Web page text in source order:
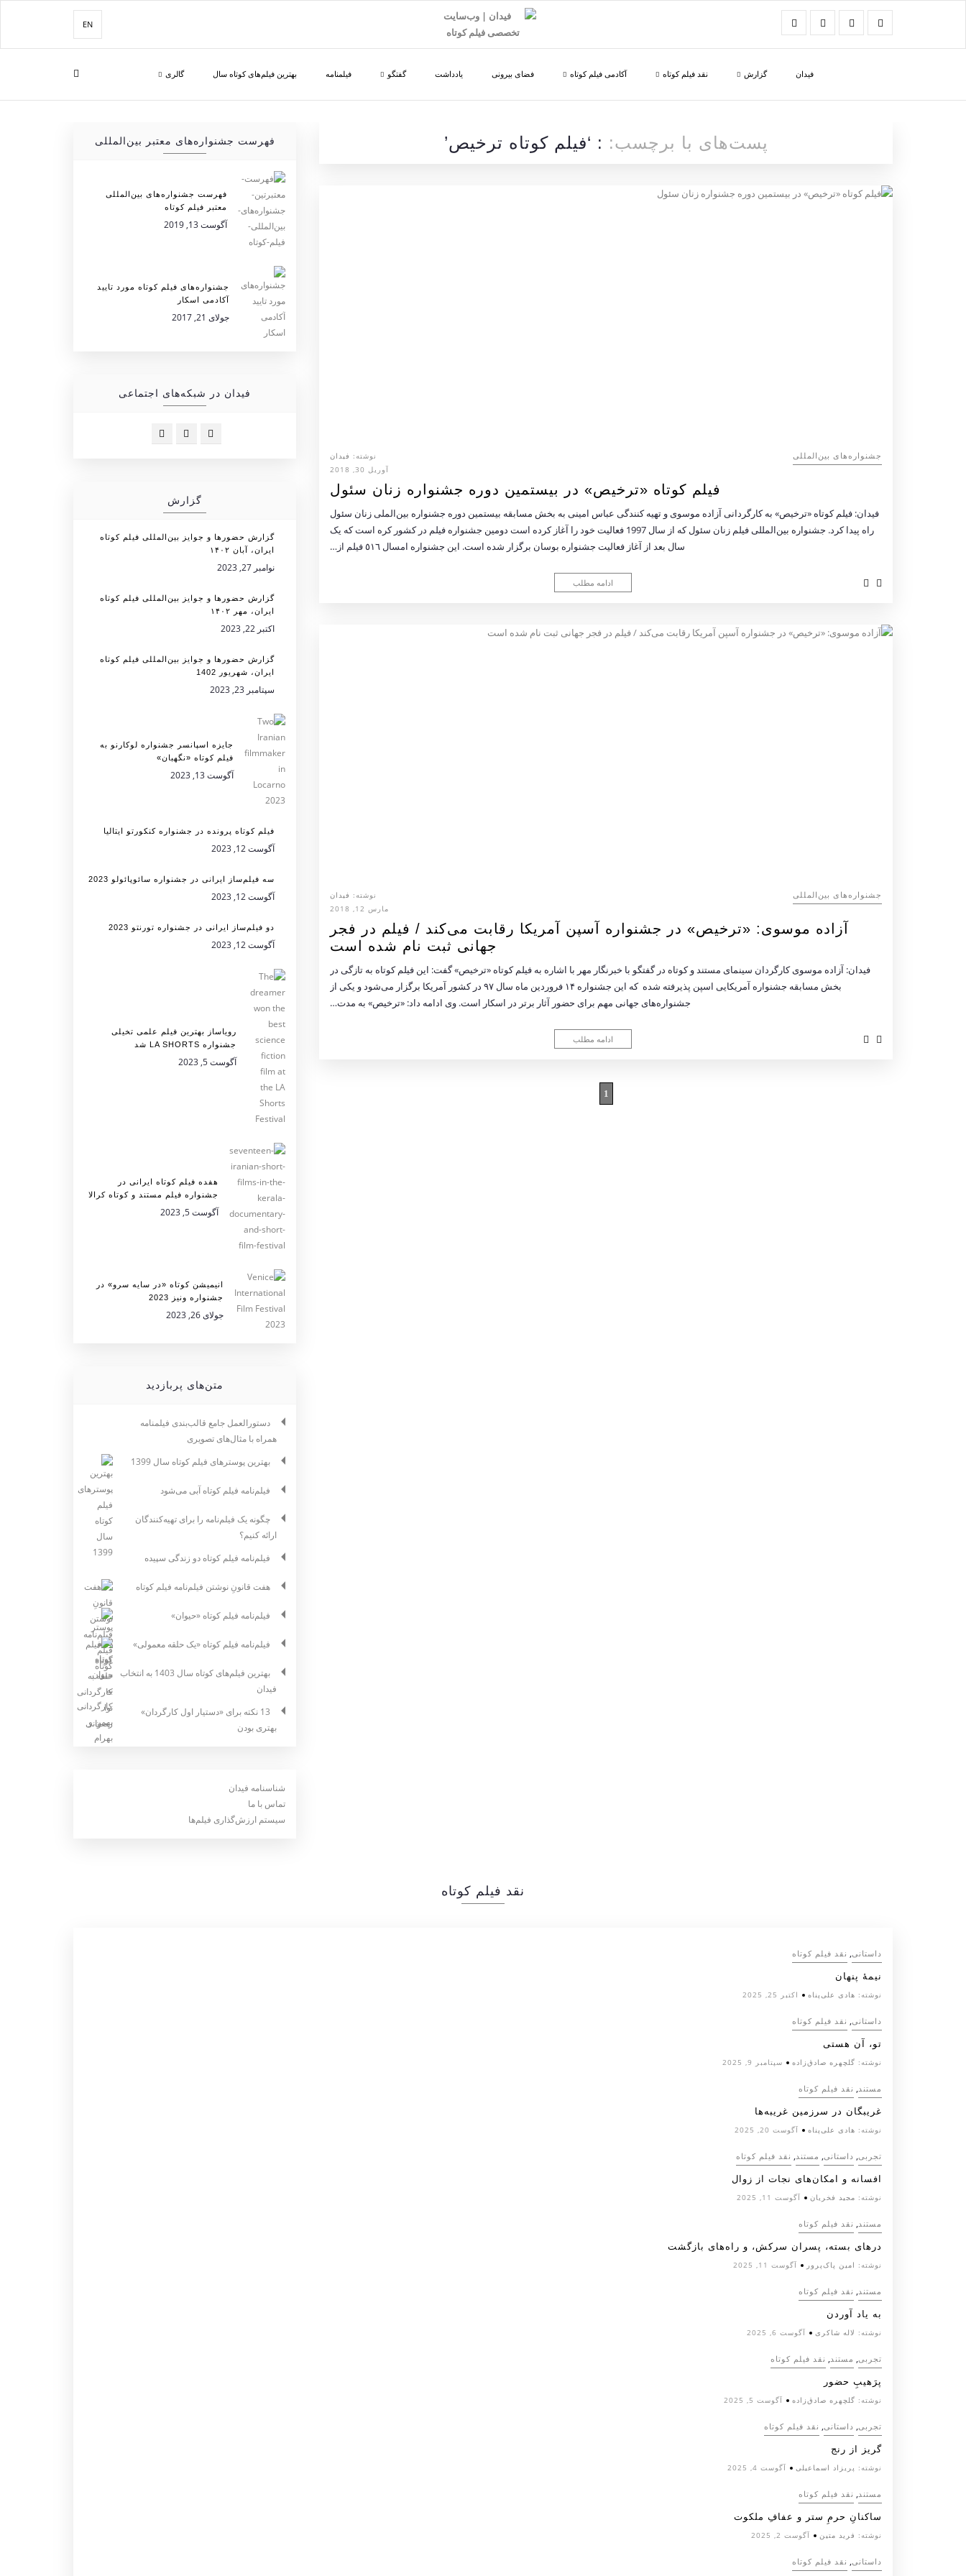
EN
فیدان گزارش نقد فیلم کوتاه آکادمی فیلم کوتاه فضای بیرونی یادداشت گفتگو فیلمنامه بهترین فیلم‌های کوتاه سال گالری
پست‌های با برچسب: : ‘فیلم کوتاه ترخیص’
‌‌جشنواره‌های بین‌المللی نوشته: فیدان
آوریل 30, 2018
فیلم کوتاه «ترخیص» در بیستمین دوره جشنواره زنان سئول
فیدان: فیلم كوتاه «ترخیص» به کارگردانی آزاده موسوی و تهیه کنندگی عباس امینی به بخش مسابقه بیستمین دوره جشنواره بین‌الملی زنان سئول
راه پیدا کرد. جشنواره بین‌المللی فیلم زنان سئول که از سال 1997 فعالیت خود را آغاز کرده است دومین جشنواره فیلم در کشور کره است که یک
سال بعد از آغاز فعالیت جشنواره بوسان برگزار شده است. این جشنواره امسال ٥١٦ فیلم از…
ادامه مطلب
‌‌جشنواره‌های بین‌المللی نوشته: فیدان
مارس 12, 2018
آزاده موسوی: «ترخیص» در جشنواره آسپن آمریکا رقابت می‌‎کند / فیلم در فجر
جهانی ثبت نام شده است
فیدان: آزاده موسوی کارگردان سینمای مستند و کوتاه در گفتگو با خبرنگار مهر با اشاره به فیلم کوتاه «ترخیص» گفت: این فیلم کوتاه به تازگی در
بخش مسابقه جشنواره آمریکایی اسپن پذیرفته شده که این جشنواره ۱۴ فروردین ماه سال ۹۷ در کشور آمریکا برگزار می‌شود و یکی از
جشنواره‌های جهانی مهم برای حضور آثار برتر در اسکار است. وی ادامه داد: «ترخیص» به مدت…
ادامه مطلب
1
فهرست جشنواره‌های معتبر بین‌المللی
فهرست جشنواره‌های بین‌المللی
معتبر فیلم کوتاه
آگوست 13, 2019
جشنواره‌های فیلم کوتاه مورد تایید
آکادمی اسکار
جولای 21, 2017
فیدان در شبکه‌های اجتماعی
گزارش
گزارش حضورها و جوایز بین‌المللی فیلم کوتاه
ایران، آبان ۱۴۰۲
نوامبر 27, 2023
گزارش حضورها و جوایز بین‌المللی فیلم کوتاه
ایران، مهر ۱۴۰۲
اکتبر 22, 2023
گزارش حضورها و جوایز بین‌المللی فیلم کوتاه
ایران، شهریور 1402
سپتامبر 23, 2023
جایزه اسپانسر جشنواره لوکارنو به
فیلم کوتاه «نگهبان»
آگوست 13, 2023
فیلم کوتاه پرونده در جشنواره کنکورتو ایتالیا
آگوست 12, 2023
سه فیلم‌ساز ایرانی در جشنواره سائوپائولو 2023
آگوست 12, 2023
دو فیلم‌ساز ایرانی در جشنواره تورنتو 2023
آگوست 12, 2023
رویاساز بهترین فیلم علمی تخیلی
جشنواره LA SHORTS شد
آگوست 5, 2023
هفده فیلم کوتاه ایرانی در
جشنواره فیلم مستند و کوتاه کرالا
آگوست 5, 2023
انیمیشن کوتاه «در سایه سرو» در
جشنواره ونیز 2023
جولای 26, 2023
متن‌های پربازدید
دستورالعمل جامع قالب‌بندی فیلمنامه
همراه با مثال‌های تصویری
بهترین پوسترهای فیلم کوتاه سال 1399
فیلم‌نامه فیلم کوتاه آبی می‌شود
چگونه یک فیلم‌نامه را برای تهیه‌کنندگان
ارائه کنیم؟
فیلم‌نامه فیلم کوتاه دو زندگی سپیده
هفت قانونِ نوشتن فیلم‌نامه فیلم کوتاه
فیلم‌نامه فیلم کوتاه «حیوان»
فیلم‌نامه فیلم کوتاه «یک حلقه معمولی»
بهترین فیلم‌های کوتاه سال 1403 به انتخاب
فیدان
13 نکته برای «دستیار اول کارگردان»
بهتری بودن
شناسنامه فیدان
تماس با ما
سیستم ارزش‌گذاری فیلم‌ها
نقد فیلم کوتاه
داستانی, نقد فیلم کوتاه
نیمۀ پنهان
نوشته: هادی علی‌پناه اکتبر 25, 2025
داستانی, نقد فیلم کوتاه
تو، آن هستی
نوشته: گلچهره صادق‌زاده سپتامبر 9, 2025
مستند, نقد فیلم کوتاه
غریبگان در سرزمین غریبه‌ها
نوشته: هادی علی‌پناه آگوست 20, 2025
تجربی, داستانی, مستند, نقد فیلم کوتاه
افسانه‌ و امکان‌های نجات از زوال
نوشته: مجید فخریان آگوست 11, 2025
مستند, نقد فیلم کوتاه
درهای بسته، پسران سرکش، و راه‌های بازگشت
نوشته: امین پاک‌پرور آگوست 11, 2025
مستند, نقد فیلم کوتاه
به یاد آوردن
نوشته: لاله شاکری آگوست 6, 2025
تجربی, مستند, نقد فیلم کوتاه
پرَهیب‌ِ حضور
نوشته: گلچهره صادق‌زاده آگوست 5, 2025
تجربی, داستانی, نقد فیلم کوتاه
گریز از رنج
نوشته: پریزاد اسماعیلی آگوست 4, 2025
مستند, نقد فیلم کوتاه
ساکنانِ حرمِ ستر و عفافِ ملکوت
نوشته: فرید متین آگوست 2, 2025
داستانی, نقد فیلم کوتاه